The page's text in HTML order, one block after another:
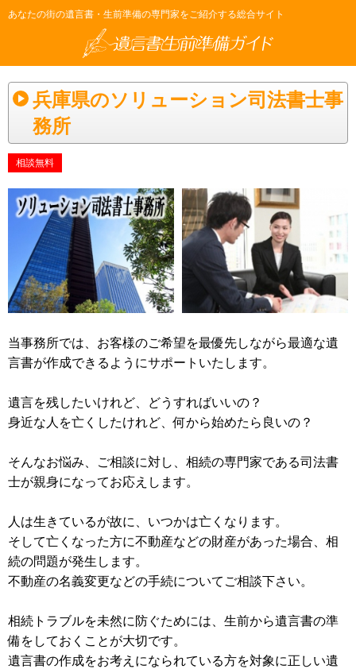
あなたの街の遺言書・生前準備の専門家をご紹介する総合サイト
兵庫県のソリューション司法書士事
務所
相談無料
当事務所では、お客様のご希望を最優先しながら最適な遺
言書が作成できるようにサポートいたします。
遺言を残したいけれど、どうすればいいの？
身近な人を亡くしたけれど、何から始めたら良いの？
そんなお悩み、ご相談に対し、相続の専門家である司法書
士が親身になってお応えします。
人は生きているが故に、いつかは亡くなります。
そして亡くなった方に不動産などの財産があった場合、相
続の問題が発生します。
不動産の名義変更などの手続についてご相談下さい。
相続トラブルを未然に防ぐためには、生前から遺言書の準
備をしておくことが大切です。
遺言書の作成をお考えになられている方を対象に正しい遺